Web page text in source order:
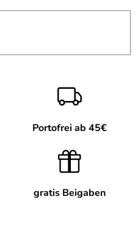
Portofrei ab 45€
gratis Beigaben